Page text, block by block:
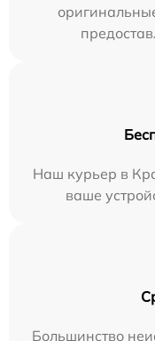
Наш курьер в
ваше
Большинство